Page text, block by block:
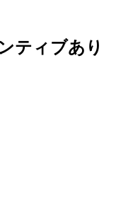
ティブあり